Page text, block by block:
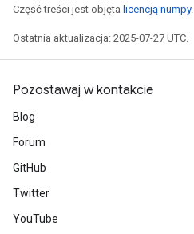
Część treści jest objęta licencją numpy.
Ostatnia aktualizacja: 2025-07-27 UTC.
Pozostawaj w kontakcie
Blog
Forum
GitHub
Twitter
YouTube